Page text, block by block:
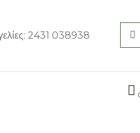
2431 038938